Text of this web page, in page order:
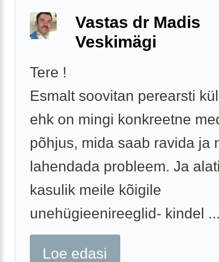
Vastas dr Madis
Veskimägi
Tere !
Esmalt soovitan perearsti
ehk on mingi konkreetne
põhjus, mida saab ravida ja
lahendada probleem. Ja
kasulik meile kõigile
unehügieenireeglid- kindel
Loe edasi